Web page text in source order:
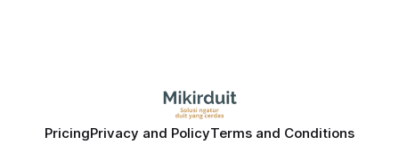
PricingPrivacy and PolicyTerms and Conditions